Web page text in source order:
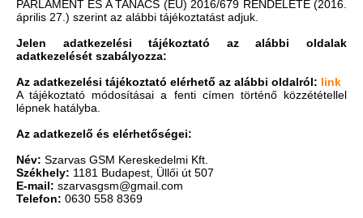
PARLAMENT ÉS A TANÁCS (EU) 2016/679 RENDELETE (2016.
április 27.) szerint az alábbi tájékoztatást adjuk.
Jelen adatkezelési tájékoztató az alábbi oldalak
adatkezelését szabályozza:
Az adatkezelési tájékoztató elérhető az alábbi oldalról: link
A tájékoztató módosításai a fenti címen történő közzététellel
lépnek hatályba.
Az adatkezelő és elérhetőségei:
Név: Szarvas GSM Kereskedelmi Kft.
Székhely: 1181 Budapest, Üllői út 507
E-mail: szarvasgsm@gmail.com
Telefon: 0630 558 8369